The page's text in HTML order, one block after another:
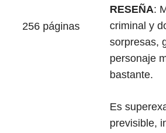
256 páginas
RESEÑA:
criminal y
sorpresas,
personaje
bastante.
Es
previsible,